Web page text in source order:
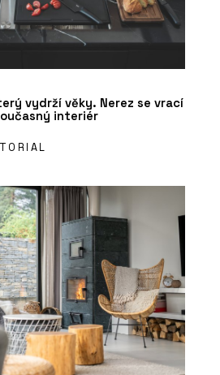
vydrží věky. Nerez se vrací
interiér